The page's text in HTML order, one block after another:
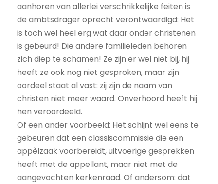
aanhoren van allerlei verschrikkelijke feiten is
de ambtsdrager oprecht verontwaardigd: Het
is toch wel heel erg wat daar onder christenen
is gebeurd! Die andere familieleden behoren
zich diep te schamen! Ze zijn er wel niet bij, hij
heeft ze ook nog niet gesproken, maar zijn
oordeel staat al vast: zij zijn de naam van
christen niet meer waard. Onverhoord heeft hij
hen veroordeeld.
Of een ander voorbeeld: Het schijnt wel eens te
gebeuren dat een classiscommissie die een
appèlzaak voorbereidt, uitvoerige gesprekken
heeft met de appellant, maar niet met de
aangevochten kerkenraad. Of andersom: dat